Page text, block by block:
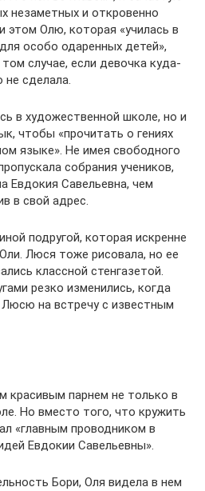
незаметных и откровенно
этом Олю, которая «училась в
особо одаренных детей»,
случае, если девочка куда-
не сделала.
в художественной школе, но и
чтобы «прочитать о гениях
языке». Не имея свободного
собрания учеников,
Евдокия Савельевна, чем
в свой адрес.
подругой, которая искренне
Люся тоже рисовала, но ее
классной стенгазетой.
резко изменились, когда
на встречу с известным
красивым парнем не только в
Но вместо того, что кружить
«главным проводником в
Евдокии Савельевны».
Бори, Оля видела в нем